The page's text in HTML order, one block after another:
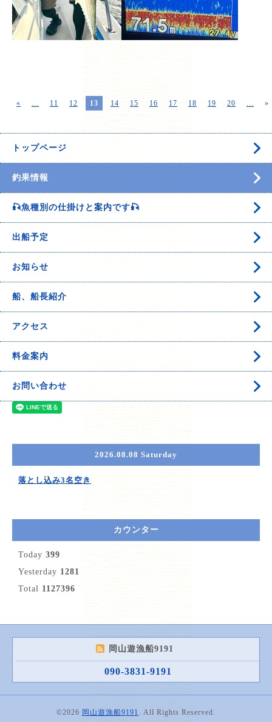
« 11 12 13 14 15 16 17 18 19 20 »
トップページ
釣果情報
🎣魚種別の仕掛けと案内です🎣
出船予定
お知らせ
船、船長紹介
アクセス
料金案内
お問い合わせ
2026.08.08 Saturday
落とし込み3名空き
カウンター
Today 399
Yesterday 1281
Total 1127396
岡山遊漁船9191
090-3831-9191
©2026 岡山遊漁船9191 . All Rights Reserved.